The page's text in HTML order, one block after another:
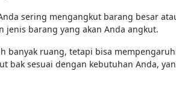
sering mengangkut barang besar
jenis barang yang akan Anda angkut.
banyak ruang, tetapi bisa
bak sesuai dengan kebutuhan Anda,